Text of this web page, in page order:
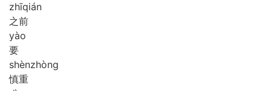
zhīqián
之前
yào
要
shènzhòng
慎重